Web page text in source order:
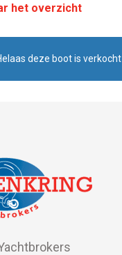
het overzicht
deze boot is verkocht